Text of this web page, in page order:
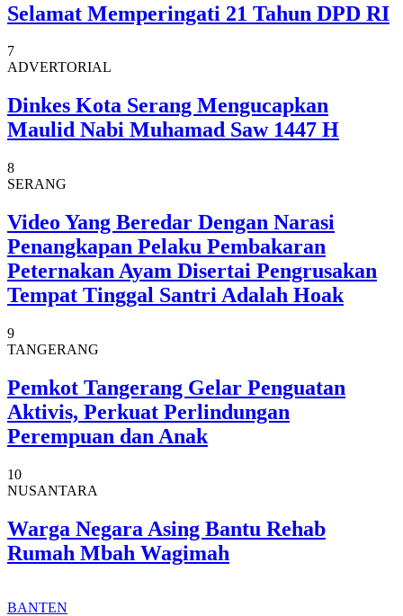
Selamat Memperingati 21 Tahun DPD RI
7
ADVERTORIAL
Dinkes Kota Serang Mengucapkan
Maulid Nabi Muhamad Saw 1447 H
8
SERANG
Video Yang Beredar Dengan Narasi
Penangkapan Pelaku Pembakaran
Peternakan Ayam Disertai Pengrusakan
Tempat Tinggal Santri Adalah Hoak
9
TANGERANG
Pemkot Tangerang Gelar Penguatan
Aktivis, Perkuat Perlindungan
Perempuan dan Anak
10
NUSANTARA
Warga Negara Asing Bantu Rehab
Rumah Mbah Wagimah
BANTEN